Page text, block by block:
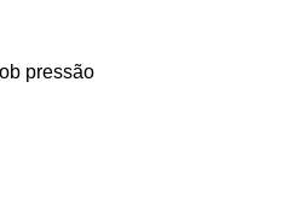
pressão